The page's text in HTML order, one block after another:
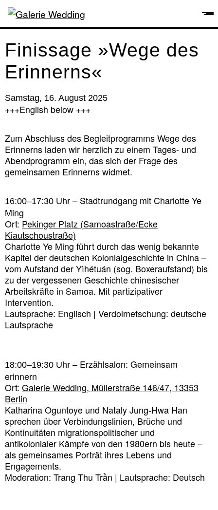
Finissage »Wege des
Erinnerns«
Samstag, 16. August 2025
+++English below +++
Zum Abschluss des Begleitprogramms Wege des
Erinnerns laden wir herzlich zu einem Tages- und
Abendprogramm ein, das sich der Frage des
gemeinsamen Erinnerns widmet.
16:00–17:30 Uhr – Stadtrundgang mit Charlotte Ye
Ming
Ort: Pekinger Platz (Samoastraße/Ecke
Kiautschoustraße)
Charlotte Ye Ming führt durch das wenig bekannte
Kapitel der deutschen Kolonialgeschichte in China –
vom Aufstand der Yìhétuán (sog. Boxeraufstand) bis
zu der vergessenen Geschichte chinesischer
Arbeitskräfte in Samoa. Mit partizipativer
Intervention.
Lautsprache: Englisch | Verdolmetschung: deutsche
Lautsprache
18:00–19:30 Uhr – Erzählsalon: Gemeinsam
erinnern
Ort: Galerie Wedding, Müllerstraße 146/47, 13353
Berlin
Katharina Oguntoye und Nataly Jung-Hwa Han
sprechen über Verbindungslinien, Brüche und
Kontinuitäten migrationspolitischer und
antikolonialer Kämpfe von den 1980ern bis heute –
als gemeinsames Porträt ihres Lebens und
Engagements.
Moderation: Trang Thu Trần | Lautsprache: Deutsch